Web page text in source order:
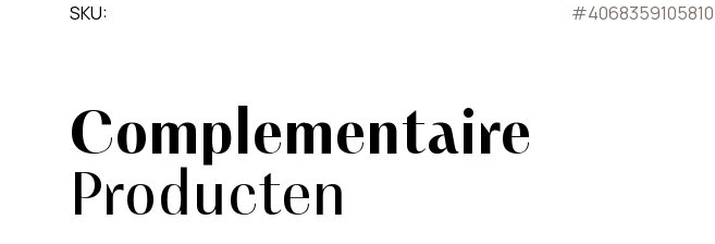
SKU: #4068359105810
Complementaire
Producten